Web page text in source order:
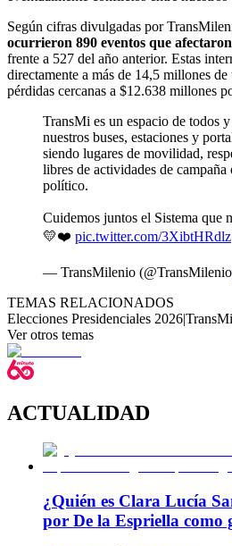
Según cifras divulgadas por
ocurrieron 890 eventos que
frente a 527 del año anterior. Estas
directamente a más de 14,5 millones
pérdidas cercanas a $12.638 millones
TransMi es un espacio de todos
nuestros buses, estaciones y
siendo lugares de movilidad,
libres de actividades de
político.
Cuidemos juntos el Sistema que
💛❤️ pic.twitter.com/3XibtHRdlz
— TransMilenio
TEMAS RELACIONADOS
Elecciones Presidenciales 2026|
Ver otros temas
ACTUALIDAD
¿Quién es Clara Lucía
por De la Espriella como